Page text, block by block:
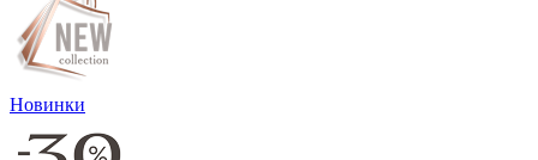
Новинки